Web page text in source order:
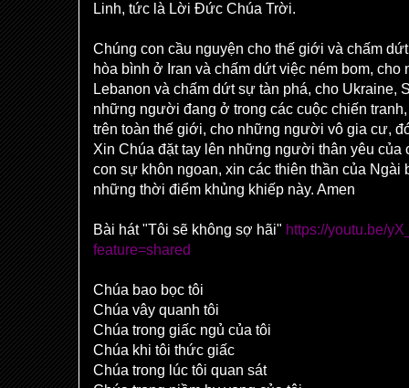
Linh, tức là Lời Đức Chúa Trời.
Chúng con cầu nguyện cho thế giới và chấm
hòa bình ở Iran và chấm dứt việc ném bom,
Lebanon và chấm dứt sự tàn phá, cho Ukraine,
những người đang ở trong các cuộc chiến
trên toàn thế giới, cho những người vô gia cư,
Xin Chúa đặt tay lên những người thân yêu của
con sự khôn ngoan, xin các thiên thần của Ngài
những thời điểm khủng khiếp này. Amen
Bài hát "Tôi sẽ không sợ hãi" https://youtu.be/
feature=shared
Chúa bao bọc tôi
Chúa vây quanh tôi
Chúa trong giấc ngủ của tôi
Chúa khi tôi thức giấc
Chúa trong lúc tôi quan sát